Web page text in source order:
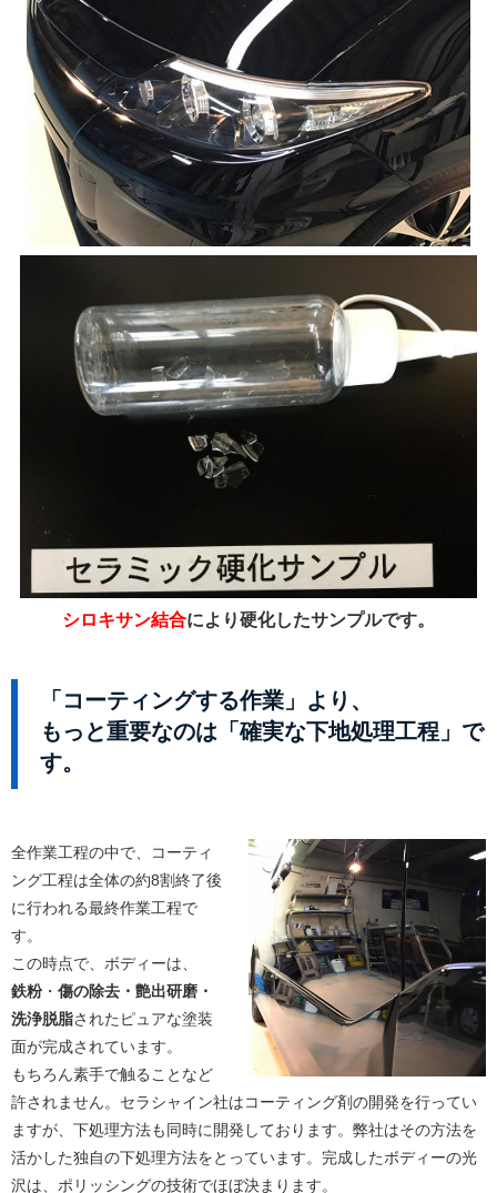
シロキサン結合により硬化したサンプルです。
「コーティングする作業」より、
もっと重要なのは「確実な下地処理工程」で
す。
全作業工程の中で、コーティ
ング工程は全体の約8割終了後
に行われる最終作業工程で
す。
この時点で、ボディーは、
鉄粉・ 傷の除去・艶出研磨・
洗浄脱脂されたピュアな塗装
面が完成されています。
もちろん素手で触ることなど
許されません。セラシャイン社はコーティング剤の開発を行ってい
ますが、下処理方法も同時に開発しております。弊社はその方法を
活かした独自の下処理方法をとっています。完成したボディーの光
沢は、ポリッシングの技術でほぼ決まります。